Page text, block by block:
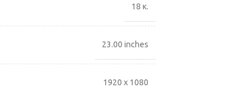
18 κ.
23.00 inches
1920 x 1080